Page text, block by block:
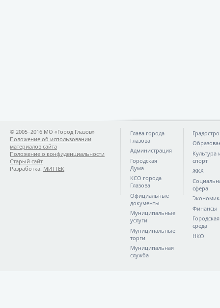
© 2005−2016 МО «Город Глазов»
Положение об использовании
материалов сайта
Положение о конфиденциальности
Старый сайт
Разработка: МИТТЕК
Глава города
Глазова
Администрация
Городская
Дума
КСО города
Глазова
Официальные
документы
Муниципальные
услуги
Муниципальные
торги
Муниципальная
служба
Культура
спорт
ЖКХ
сфера
Финансы
Городская
среда
НКО